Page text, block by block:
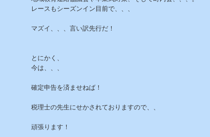
レースもシーズンイン目前で、、、
マズイ、、、言い訳先行だ！
とにかく、
今は、、、
確定申告を済ませねば！
税理士の先生にせかされておりますので、、
頑張ります！